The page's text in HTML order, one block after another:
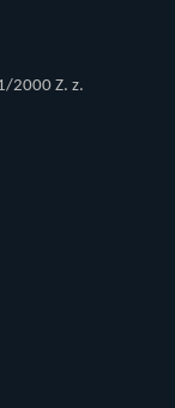
2000 Z. z.